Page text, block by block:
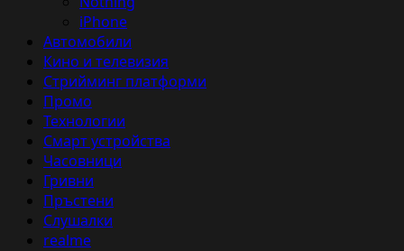
iPhone
Автомобили
Кино и телевизия
Стрийминг платформи
Промо
Технологии
Смарт устройства
Часовници
Гривни
Пръстени
Слушалки
realme